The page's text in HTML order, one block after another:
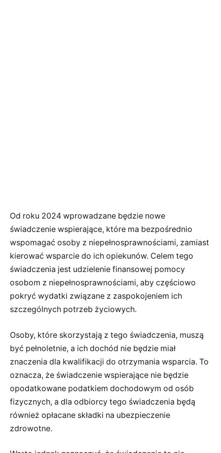
Od roku 2024 wprowadzane będzie nowe
świadczenie wspierające, które ma bezpośrednio
wspomagać osoby z niepełnosprawnościami, zamiast
kierować wsparcie do ich opiekunów. Celem tego
świadczenia jest udzielenie finansowej pomocy
osobom z niepełnosprawnościami, aby częściowo
pokryć wydatki związane z zaspokojeniem ich
szczególnych potrzeb życiowych.
Osoby, które skorzystają z tego świadczenia, muszą
być pełnoletnie, a ich dochód nie będzie miał
znaczenia dla kwalifikacji do otrzymania wsparcia. To
oznacza, że świadczenie wspierające nie będzie
opodatkowane podatkiem dochodowym od osób
fizycznych, a dla odbiorcy tego świadczenia będą
również opłacane składki na ubezpieczenie
zdrowotne.